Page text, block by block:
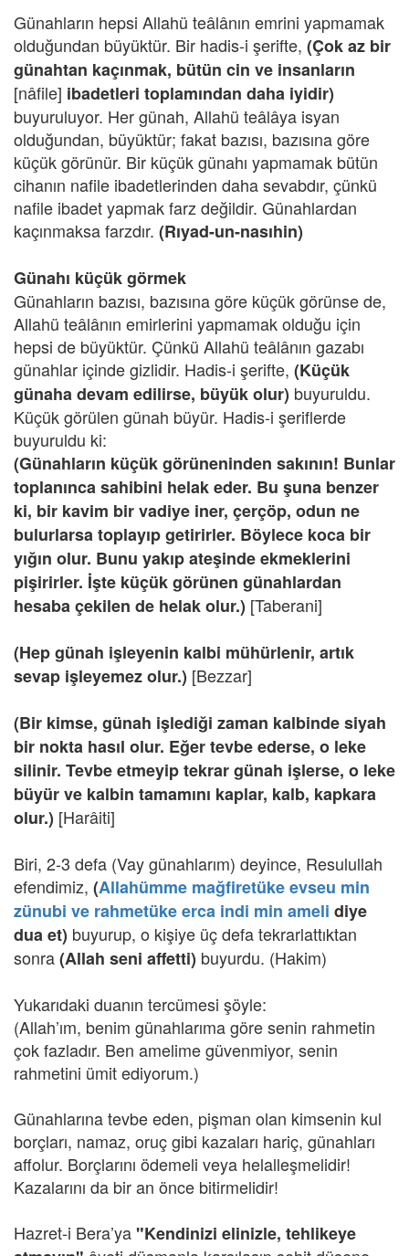
Günahların hepsi Allahü teâlânın emrini yapmamak
olduğundan büyüktür. Bir hadis-i şerifte, (Çok az bir
günahtan kaçınmak, bütün cin ve insanların
[nâfile] ibadetleri toplamından daha iyidir)
buyuruluyor. Her günah, Allahü teâlâya isyan
olduğundan, büyüktür; fakat bazısı, bazısına göre
küçük görünür. Bir küçük günahı yapmamak bütün
cihanın nafile ibadetlerinden daha sevabdır, çünkü
nafile ibadet yapmak farz değildir. Günahlardan
kaçınmaksa farzdır. (Rıyad-un-nasıhin)
Günahı küçük görmek
Günahların bazısı, bazısına göre küçük görünse de,
Allahü teâlânın emirlerini yapmamak olduğu için
hepsi de büyüktür. Çünkü Allahü teâlânın gazabı
günahlar içinde gizlidir. Hadis-i şerifte, (Küçük
günaha devam edilirse, büyük olur) buyuruldu.
Küçük görülen günah büyür. Hadis-i şeriflerde
buyuruldu ki:
(Günahların küçük görüneninden sakının! Bunlar
toplanınca sahibini helak eder. Bu şuna benzer
ki, bir kavim bir vadiye iner, çerçöp, odun ne
bulurlarsa toplayıp getirirler. Böylece koca bir
yığın olur. Bunu yakıp ateşinde ekmeklerini
pişirirler. İşte küçük görünen günahlardan
hesaba çekilen de helak olur.) [Taberani]
(Hep günah işleyenin kalbi mühürlenir, artık
sevap işleyemez olur.) [Bezzar]
(Bir kimse, günah işlediği zaman kalbinde siyah
bir nokta hasıl olur. Eğer tevbe ederse, o leke
silinir. Tevbe etmeyip tekrar günah işlerse, o leke
büyür ve kalbin tamamını kaplar, kalb, kapkara
olur.) [Harâiti]
Biri, 2-3 defa (Vay günahlarım) deyince, Resulullah
efendimiz, (Allahümme mağfiretüke evseu min
zünubi ve rahmetüke erca indi min ameli diye
dua et) buyurup, o kişiye üç defa tekrarlattıktan
sonra(Allah seni affetti) buyurdu. (Hakim)
Yukarıdaki duanın tercümesi şöyle:
(Allah’ım, benim günahlarıma göre senin rahmetin
çok fazladır. Ben amelime güvenmiyor, senin
rahmetini ümit ediyorum.)
Günahlarına tevbe eden, pişman olan kimsenin kul
borçları, namaz, oruç gibi kazaları hariç, günahları
affolur. Borçlarını ödemeli veya helalleşmelidir!
Kazalarını da bir an önce bitirmelidir!
Hazret-i Bera’ya "Kendinizi elinizle, tehlikeye